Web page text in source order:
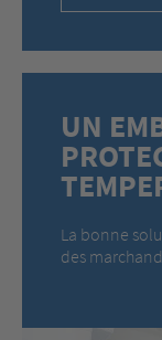
UN
La bonne
des